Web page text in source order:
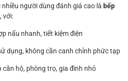
người dùng đánh giá cao là bếp
, với:
nấu nhanh, tiết kiệm điện
dụng, không cần canh chỉnh phức tạp
căn hộ, phòng trọ, gia đình nhỏ